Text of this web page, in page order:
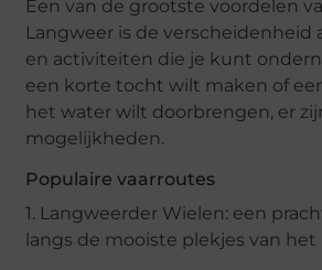
Een van de grootste voordelen
Langweer is de verscheidenheid
en activiteiten die je kunt
een korte tocht wilt maken of
het water wilt doorbrengen, er
mogelijkheden.
Populaire vaarroutes
1. Langweerder Wielen: een
langs de mooiste plekjes van het